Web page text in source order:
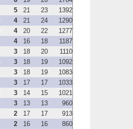
5 21 23
1392
4 21 24
1290
4 20 22
1277
4 16 18
1187
3 18 20
1110
3 18 19
1092
3 18 19
1083
3 17 17
1033
3 14 15
1021
3 13 13
960
2 17 17
913
2 16 16
860